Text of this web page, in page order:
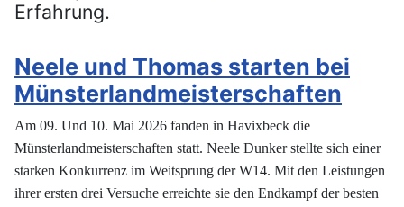
Erfahrung.
Neele und Thomas starten bei
Münsterlandmeisterschaften
Am 09. Und 10. Mai 2026 fanden in Havixbeck die
Münsterlandmeisterschaften statt. Neele Dunker stellte sich einer
starken Konkurrenz im Weitsprung der W14. Mit den Leistungen
ihrer ersten drei Versuche erreichte sie den Endkampf der besten